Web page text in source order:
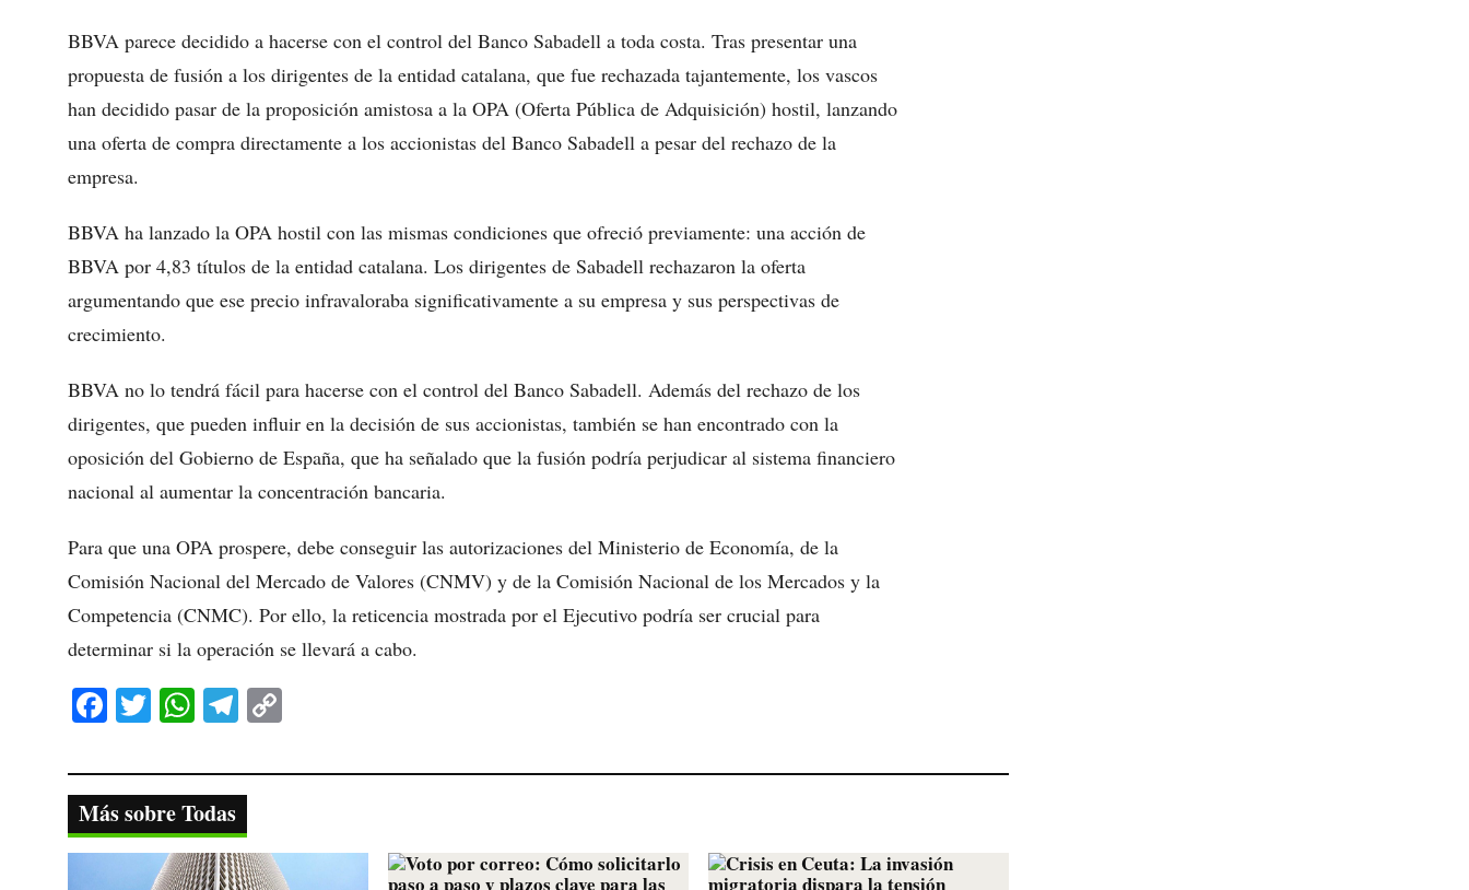
BBVA parece decidido a hacerse con el control del Banco Sabadell a toda costa. Tras presentar una
propuesta de fusión a los dirigentes de la entidad catalana, que fue rechazada tajantemente, los vascos
han decidido pasar de la proposición amistosa a la OPA (Oferta Pública de Adquisición) hostil, lanzando
una oferta de compra directamente a los accionistas del Banco Sabadell a pesar del rechazo de la
empresa.
BBVA ha lanzado la OPA hostil con las mismas condiciones que ofreció previamente: una acción de
BBVA por 4,83 títulos de la entidad catalana. Los dirigentes de Sabadell rechazaron la oferta
argumentando que ese precio infravaloraba significativamente a su empresa y sus perspectivas de
crecimiento.
BBVA no lo tendrá fácil para hacerse con el control del Banco Sabadell. Además del rechazo de los
dirigentes, que pueden influir en la decisión de sus accionistas, también se han encontrado con la
oposición del Gobierno de España, que ha señalado que la fusión podría perjudicar al sistema financiero
nacional al aumentar la concentración bancaria.
Para que una OPA prospere, debe conseguir las autorizaciones del Ministerio de Economía, de la
Comisión Nacional del Mercado de Valores (CNMV) y de la Comisión Nacional de los Mercados y la
Competencia (CNMC). Por ello, la reticencia mostrada por el Ejecutivo podría ser crucial para
determinar si la operación se llevará a cabo.
Fa
bo
ok
T
tte
r
W
ts
A
pp
Te
gr
a
m
y
nk
Más sobre Todas